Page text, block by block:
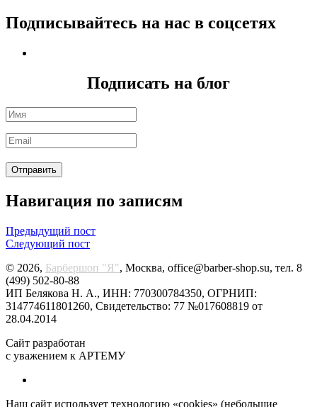
Подписывайтесь на нас в соцсетях
Подписать на блог
Навигация по записям
Предыдущий пост
Следующий пост
© 2026, Барбершоп "Я", Москва, office@barber-shop.su, тел. 8
(499) 502-80-88
ИП Белякова Н. А., ИНН: 770300784350, ОГРНИП:
314774611801260, Свидетельство: 77 №017608819 от
28.04.2014
Сайт разработан
с уважением к АРТЕМУ
Наш сайт использует технологию «cookies» (небольшие